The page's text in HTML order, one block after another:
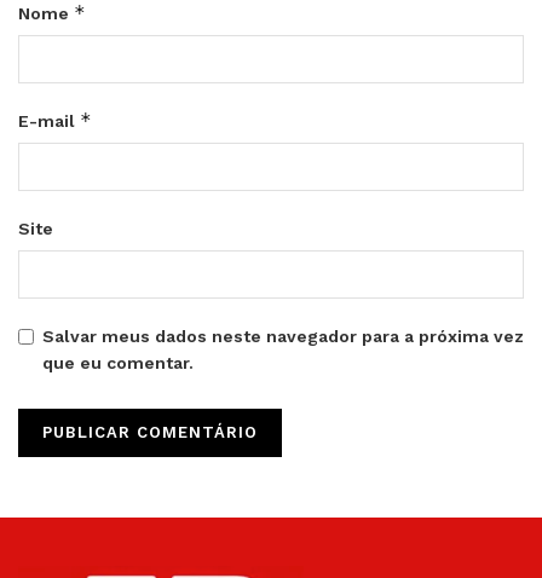
Nome *
E-mail *
Site
Salvar meus dados neste navegador para a próxima vez
que eu comentar.